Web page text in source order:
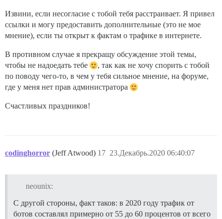
Извини, если несогласие с тобой тебя расстраивает. Я привел
ссылки и могу предоставить дополнительные (это не мое
мнение), если ты открыт к фактам о трафике в интернете.
В противном случае я прекращу обсуждение этой темы,
чтобы не надоедать тебе
, так как не хочу спорить с тобой
по поводу чего-то, в чем у тебя сильное мнение, на форуме,
где у меня нет прав администратора
Счастливых праздников!
codinghorror (Jeff Atwood) 23.Декабрь.2020 06:40:07
17
neounix:
С другой стороны, факт таков: в 2020 году трафик от
ботов составлял примерно от 55 до 60 процентов от всего